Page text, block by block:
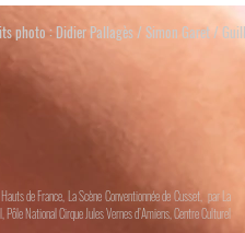
photo : Didier Pallagès / Simon Garet /
de France, La Scène Conventionnée de Cusset, par La
National Cirque Jules Vernes d’Amiens, Centre Culturel